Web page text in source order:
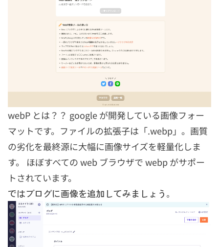
webP とは？？ google が開発している画像フォー
マットです。ファイルの拡張子は「.webp」。画質
の劣化を最終源に大幅に画像サイズを軽量化しま
す。 ほぼすべての web ブラウザで webp がサポー
トされています。
ではブログに画像を追加してみましょう。